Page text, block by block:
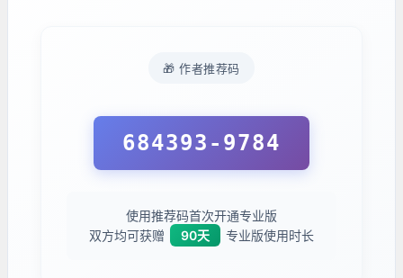
🎁 作者推荐码
684393-9784
使用推荐码首次开通专业版
双方均可获赠
90天 专业版使用时长